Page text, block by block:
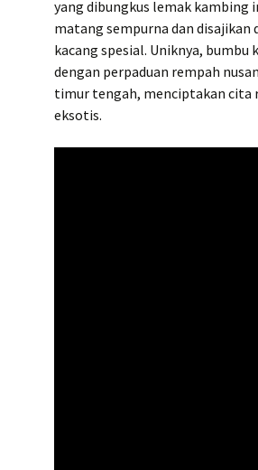
yang dibungkus lemak kambing
matang sempurna dan disajikan
kacang spesial. Uniknya, bumbu
dengan perpaduan rempah
timur tengah, menciptakan cita
eksotis.